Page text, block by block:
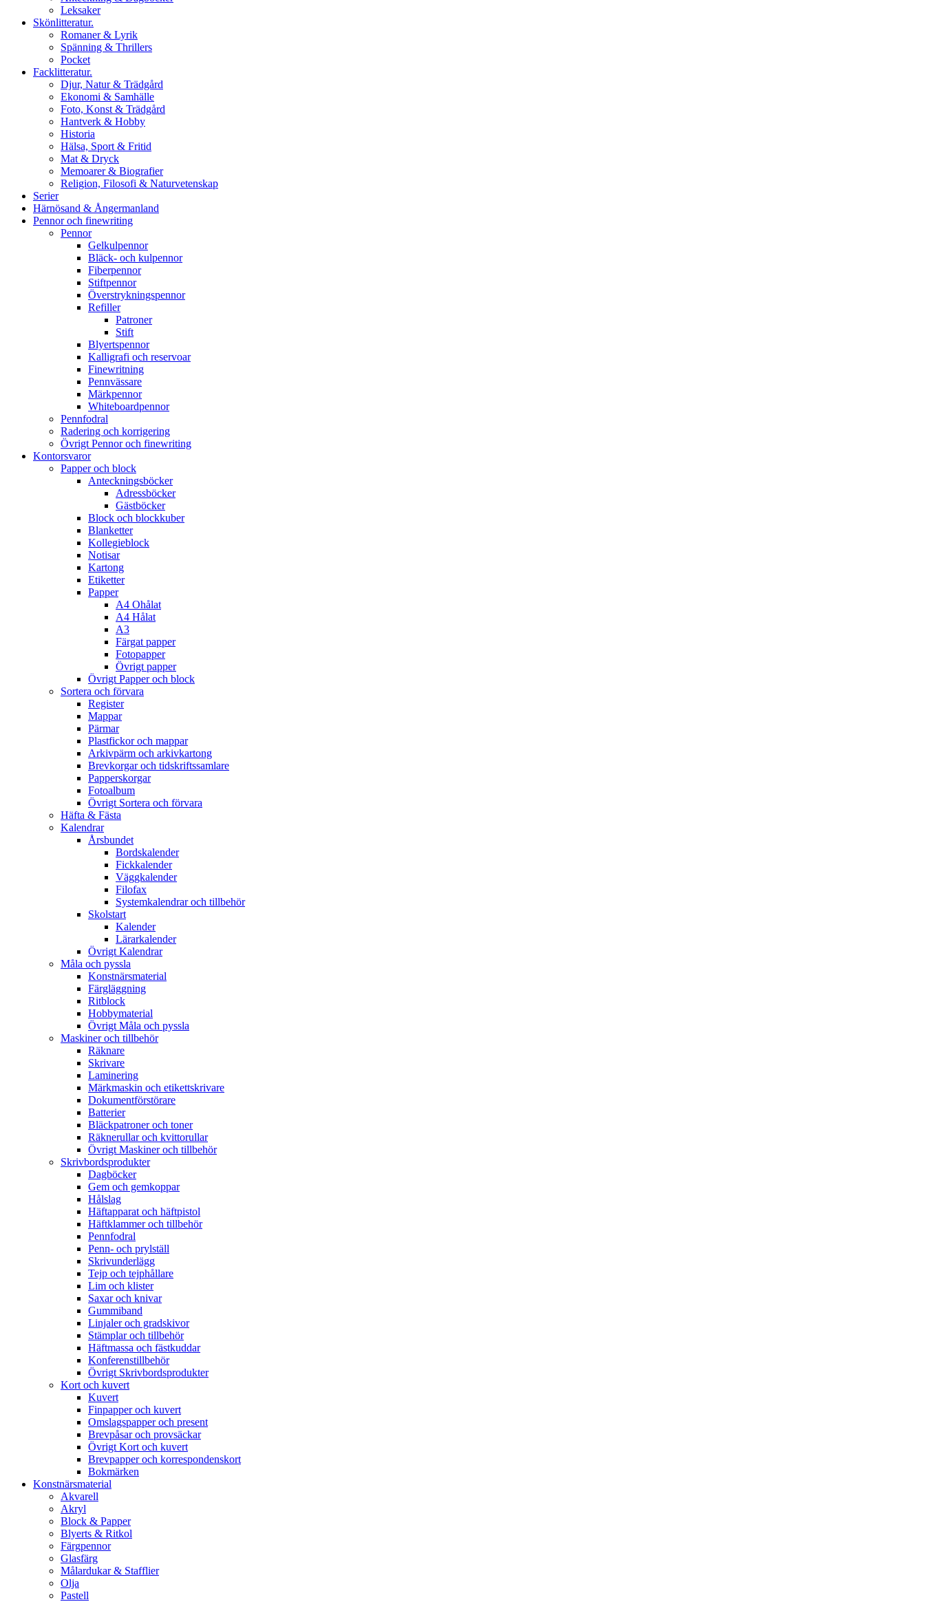
Leksaker
Skönlitteratur.
Romaner & Lyrik
Spänning & Thrillers
Pocket
Facklitteratur.
Djur, Natur & Trädgård
Ekonomi & Samhälle
Foto, Konst & Trädgård
Hantverk & Hobby
Historia
Hälsa, Sport & Fritid
Mat & Dryck
Memoarer & Biografier
Religion, Filosofi & Naturvetenskap
Serier
Härnösand & Ångermanland
Pennor och finewriting
Pennor
Gelkulpennor
Bläck- och kulpennor
Fiberpennor
Stiftpennor
Överstrykningspennor
Refiller
Patroner
Stift
Blyertspennor
Kalligrafi och reservoar
Finewritning
Pennvässare
Märkpennor
Whiteboardpennor
Pennfodral
Radering och korrigering
Övrigt Pennor och finewriting
Kontorsvaror
Papper och block
Anteckningsböcker
Adressböcker
Gästböcker
Block och blockkuber
Blanketter
Kollegieblock
Notisar
Kartong
Etiketter
Papper
A4 Ohålat
A4 Hålat
A3
Färgat papper
Fotopapper
Övrigt papper
Övrigt Papper och block
Sortera och förvara
Register
Mappar
Pärmar
Plastfickor och mappar
Arkivpärm och arkivkartong
Brevkorgar och tidskriftssamlare
Papperskorgar
Fotoalbum
Övrigt Sortera och förvara
Häfta & Fästa
Kalendrar
Årsbundet
Bordskalender
Fickkalender
Väggkalender
Filofax
Systemkalendrar och tillbehör
Skolstart
Kalender
Lärarkalender
Övrigt Kalendrar
Måla och pyssla
Konstnärsmaterial
Färgläggning
Ritblock
Hobbymaterial
Övrigt Måla och pyssla
Maskiner och tillbehör
Räknare
Skrivare
Laminering
Märkmaskin och etikettskrivare
Dokumentförstörare
Batterier
Bläckpatroner och toner
Räknerullar och kvittorullar
Övrigt Maskiner och tillbehör
Skrivbordsprodukter
Dagböcker
Gem och gemkoppar
Hålslag
Häftapparat och häftpistol
Häftklammer och tillbehör
Pennfodral
Penn- och prylställ
Skrivunderlägg
Tejp och tejphållare
Lim och klister
Saxar och knivar
Gummiband
Linjaler och gradskivor
Stämplar och tillbehör
Häftmassa och fästkuddar
Konferenstillbehör
Övrigt Skrivbordsprodukter
Kort och kuvert
Kuvert
Finpapper och kuvert
Omslagspapper och present
Brevpåsar och provsäckar
Övrigt Kort och kuvert
Brevpapper och korrespondenskort
Bokmärken
Konstnärsmaterial
Akvarell
Akryl
Block & Papper
Blyerts & Ritkol
Färgpennor
Glasfärg
Målardukar & Stafflier
Olja
Pastell